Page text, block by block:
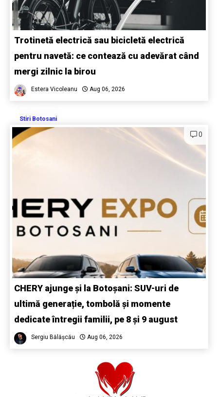
Trotinetă electrică sau bicicletă electrică
pentru navetă: ce contează cu adevărat când
mergi zilnic la birou
Estera Vicoleanu Aug 06, 2026
Stiri Botosani
0
CHERY ajunge și la Botoșani: SUV-uri de
ultimă generație, tombolă și momente
dedicate întregii familii, pe 8 și 9 august
Sergiu Bălășcău Aug 06, 2026